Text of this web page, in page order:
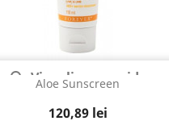
Aloe Sunscreen
Pret
120,89 lei
 Vizualizare rapida